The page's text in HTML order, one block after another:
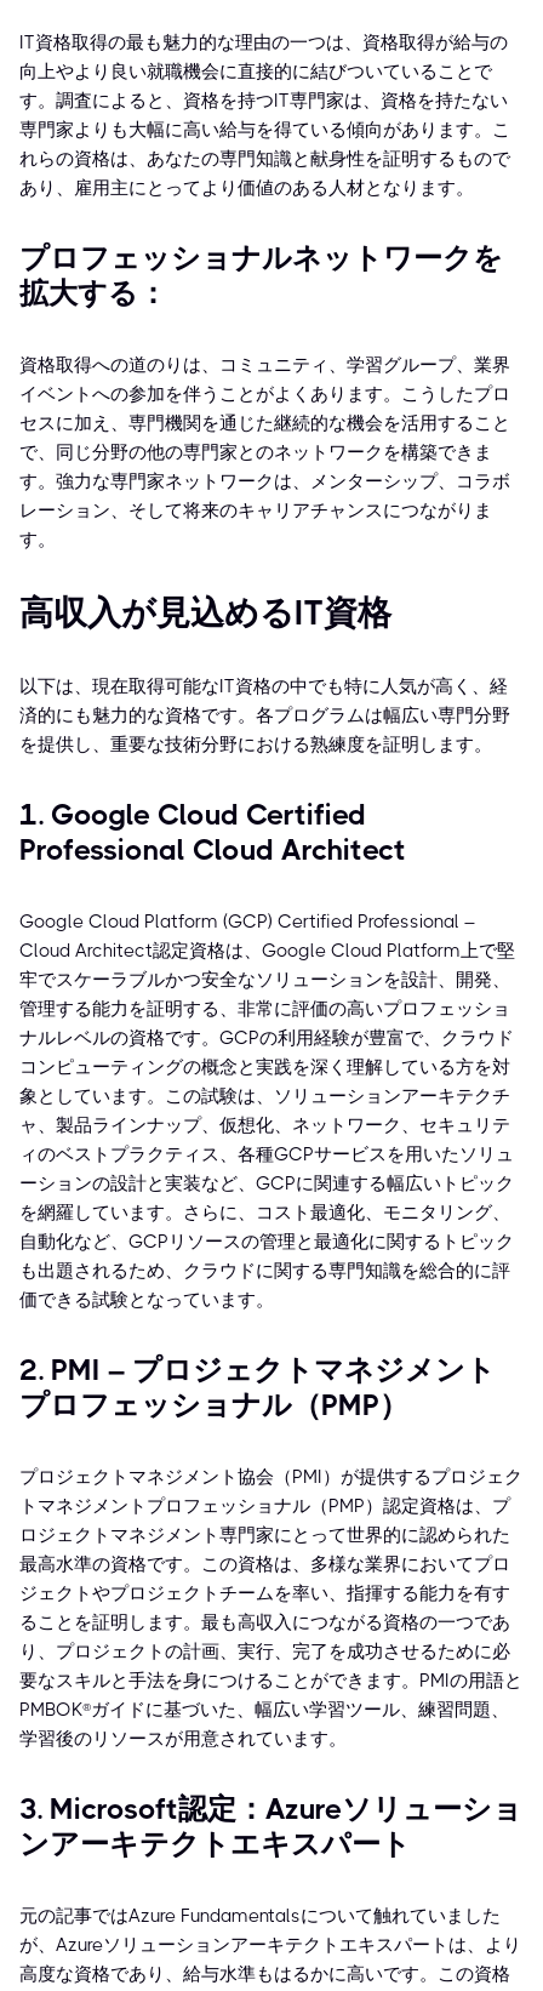
IT資格取得の最も魅力的な理由の一つは、資格取得が給与の
向上やより良い就職機会に直接的に結びついていることで
す。調査によると、資格を持つIT専門家は、資格を持たない
専門家よりも大幅に高い給与を得ている傾向があります。こ
れらの資格は、あなたの専門知識と献身性を証明するもので
あり、雇用主にとってより価値のある人材となります。
プロフェッショナルネットワークを
拡大する：
資格取得への道のりは、コミュニティ、学習グループ、業界
イベントへの参加を伴うことがよくあります。こうしたプロ
セスに加え、専門機関を通じた継続的な機会を活用すること
で、同じ分野の他の専門家とのネットワークを構築できま
す。強力な専門家ネットワークは、メンターシップ、コラボ
レーション、そして将来のキャリアチャンスにつながりま
す。
高収入が見込めるIT資格
以下は、現在取得可能なIT資格の中でも特に人気が高く、経
済的にも魅力的な資格です。各プログラムは幅広い専門分野
を提供し、重要な技術分野における熟練度を証明します。
1. Google Cloud Certified
Professional Cloud Architect
Google Cloud Platform (GCP) Certified Professional –
Cloud Architect認定資格は、Google Cloud Platform上で堅
牢でスケーラブルかつ安全なソリューションを設計、開発、
管理する能力を証明する、非常に評価の高いプロフェッショ
ナルレベルの資格です。GCPの利用経験が豊富で、クラウド
コンピューティングの概念と実践を深く理解している方を対
象としています。この試験は、ソリューションアーキテクチ
ャ、製品ラインナップ、仮想化、ネットワーク、セキュリテ
ィのベストプラクティス、各種GCPサービスを用いたソリュ
ーションの設計と実装など、GCPに関連する幅広いトピック
を網羅しています。さらに、コスト最適化、モニタリング、
自動化など、GCPリソースの管理と最適化に関するトピック
も出題されるため、クラウドに関する専門知識を総合的に評
価できる試験となっています。
2. PMI – プロジェクトマネジメント
プロフェッショナル（PMP）
プロジェクトマネジメント協会（PMI）が提供するプロジェク
トマネジメントプロフェッショナル（PMP）認定資格は、プ
ロジェクトマネジメント専門家にとって世界的に認められた
最高水準の資格です。この資格は、多様な業界においてプロ
ジェクトやプロジェクトチームを率い、指揮する能力を有す
ることを証明します。最も高収入につながる資格の一つであ
り、プロジェクトの計画、実行、完了を成功させるために必
要なスキルと手法を身につけることができます。PMIの用語と
PMBOK®ガイドに基づいた、幅広い学習ツール、練習問題、
学習後のリソースが用意されています。
3. Microsoft認定：Azureソリューショ
ンアーキテクトエキスパート
元の記事ではAzure Fundamentalsについて触れていました
が、Azureソリューションアーキテクトエキスパートは、より
高度な資格であり、給与水準もはるかに高いです。この資格